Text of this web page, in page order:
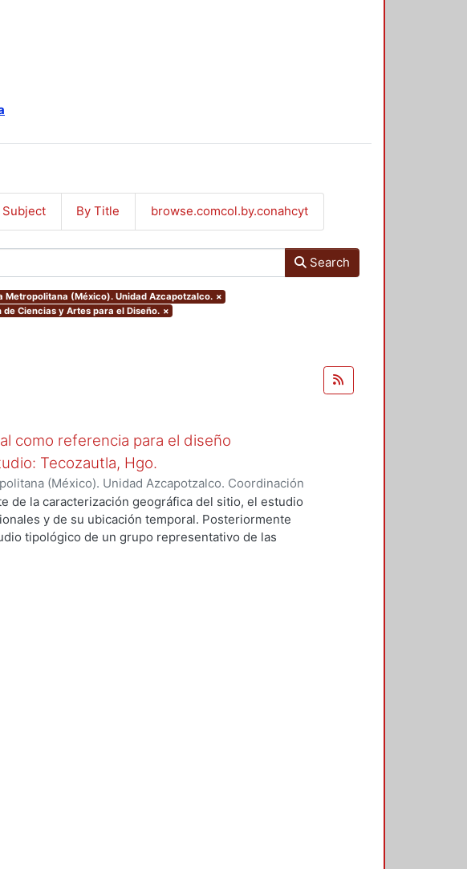
Subject By Title browse.comcol.by.conahcyt
Search
(México). Unidad Azcapotzalco. ×
Ciencias y Artes para el Diseño. ×
como referencia para el diseño
Tecozautla, Hgo.
(México). Unidad Azcapotzalco. Coordinación
10)Manríquez Campos, Rosalía
de la caracterización geográfica del sitio, el estudio
y de su ubicación temporal. Posteriormente
tipológico de un grupo representativo de las